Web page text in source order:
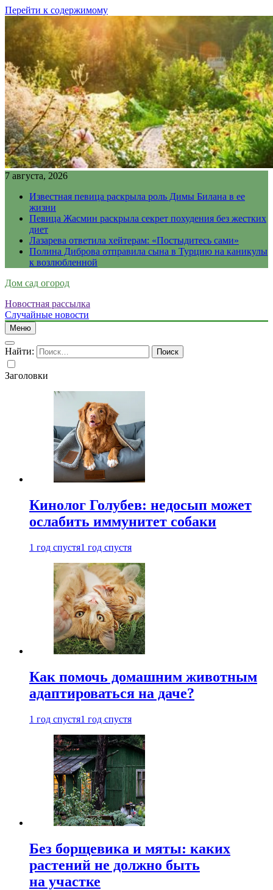
Перейти к содержимому
7 августа, 2026
Известная певица раскрыла роль Димы Билана в ее
жизни
Певица Жасмин раскрыла секрет похудения без жестких
диет
Лазарева ответила хейтерам: «Постыдитесь сами»
Полина Диброва отправила сына в Турцию на каникулы
к возлюбленной
Дом сад огород
Новостная рассылка
Случайные новости
Меню
Найти:
Заголовки
Кинолог Голубев: недосып может
ослабить иммунитет собаки
1 год спустя1 год спустя
Как помочь домашним животным
адаптироваться на даче?
1 год спустя1 год спустя
Без борщевика и мяты: каких
растений не должно быть
на участке